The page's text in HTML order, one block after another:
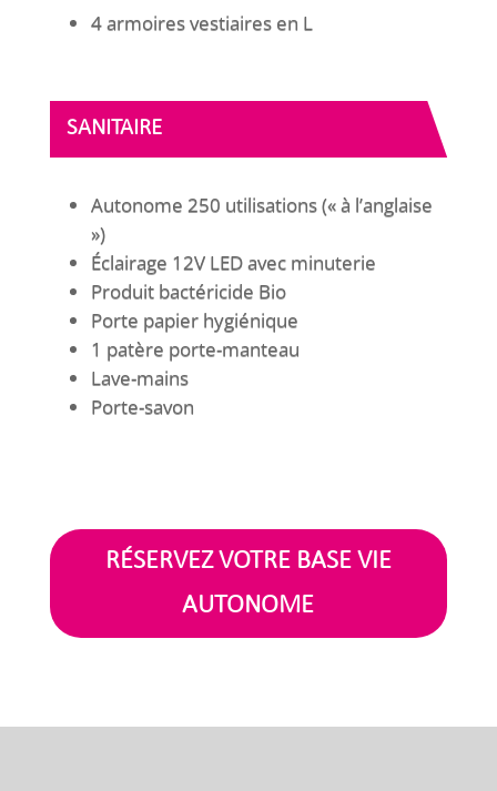
4 armoires vestiaires en L
SANITAIRE
Autonome 250 utilisations (« à l’anglaise
»)
Éclairage 12V LED avec minuterie
Produit bactéricide Bio
Porte papier hygiénique
1 patère porte-manteau
Lave-mains
Porte-savon
RÉSERVEZ VOTRE BASE VIE
AUTONOME